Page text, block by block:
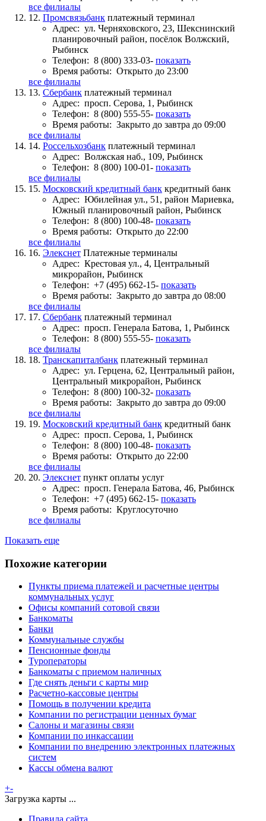
все филиалы
12. Промсвязьбанк платежный терминал
Адрес: ул. Черняховского, 23, Шекснинский
планировочный район, посёлок Волжский,
Рыбинск
Телефон: 8 (800) 333-03- показать
Время работы: Открыто до 23:00
все филиалы
13. Сбербанк платежный терминал
Адрес: просп. Серова, 1, Рыбинск
Телефон: 8 (800) 555-55- показать
Время работы: Закрыто до завтра до 09:00
все филиалы
14. Россельхозбанк платежный терминал
Адрес: Волжская наб., 109, Рыбинск
Телефон: 8 (800) 100-01- показать
все филиалы
15. Московский кредитный банк кредитный банк
Адрес: Юбилейная ул., 51, район Мариевка,
Южный планировочный район, Рыбинск
Телефон: 8 (800) 100-48- показать
Время работы: Открыто до 22:00
все филиалы
16. Элекснет Платежные терминалы
Адрес: Крестовая ул., 4, Центральный
микрорайон, Рыбинск
Телефон: +7 (495) 662-15- показать
Время работы: Закрыто до завтра до 08:00
все филиалы
17. Сбербанк платежный терминал
Адрес: просп. Генерала Батова, 1, Рыбинск
Телефон: 8 (800) 555-55- показать
все филиалы
18. Транскапиталбанк платежный терминал
Адрес: ул. Герцена, 62, Центральный район,
Центральный микрорайон, Рыбинск
Телефон: 8 (800) 100-32- показать
Время работы: Закрыто до завтра до 09:00
все филиалы
19. Московский кредитный банк кредитный банк
Адрес: просп. Серова, 1, Рыбинск
Телефон: 8 (800) 100-48- показать
Время работы: Открыто до 22:00
все филиалы
20. Элекснет пункт оплаты услуг
Адрес: просп. Генерала Батова, 46, Рыбинск
Телефон: +7 (495) 662-15- показать
Время работы: Круглосуточно
все филиалы
Показать еще
Похожие категории
Пункты приема платежей и расчетные центры
коммунальных услуг
Офисы компаний сотовой связи
Банкоматы
Банки
Коммунальные службы
Пенсионные фонды
Туроператоры
Банкоматы с приемом наличных
Где снять деньги с карты мир
Расчетно-кассовые центры
Помощь в получении кредита
Компании по регистрации ценных бумаг
Салоны и магазины связи
Компании по инкассации
Компании по внедрению электронных платежных
систем
Кассы обмена валют
+-
Загрузка карты ...